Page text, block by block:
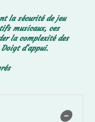
la sécurité de jeu
musicaux, ces
la complexité des
d'appui.